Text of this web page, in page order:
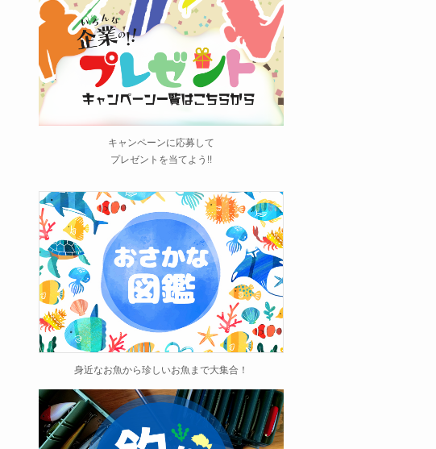
キャンペーンに応募して
プレゼントを当てよう!!
身近なお魚から珍しいお魚まで大集合！